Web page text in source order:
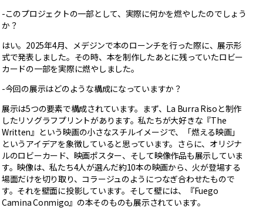
-このプロジェクトの一部として、実際に何かを燃やしたのでしょう
か？
はい。2025年4月、メデジンで本のローンチを行った際に、展示形
式で発表しました。その時、本を制作したあとに残っていたロビー
カードの一部を実際に燃やしました。
-今回の展示はどのような構成になっていますか？
展示は5つの要素で構成されています。まず、La Burra Risoと制作
したリソグラフプリントがあります。私たちが大好きな『The
Written』という映画の小さなスチルイメージで、「燃える映画」
というアイデアを象徴していると思っています。さらに、オリジナ
ルのロビーカード、映画ポスター、そして映像作品も展示していま
す。映像は、私たち4人が選んだ約10本の映画から、火が登場する
場面だけを切り取り、コラージュのようにつなぎ合わせたもので
す。それを壁面に投影しています。そして壁には、『Fuego
Camina Conmigo』の本そのものも展示されています。